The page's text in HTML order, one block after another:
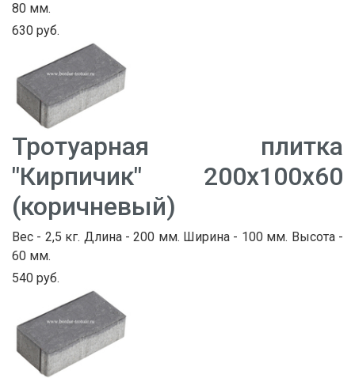
80 мм.
630 руб.
Тротуарная плитка
"Кирпичик" 200х100х60
(коричневый)
Вес - 2,5 кг. Длина - 200 мм. Ширина - 100 мм. Высота -
60 мм.
540 руб.